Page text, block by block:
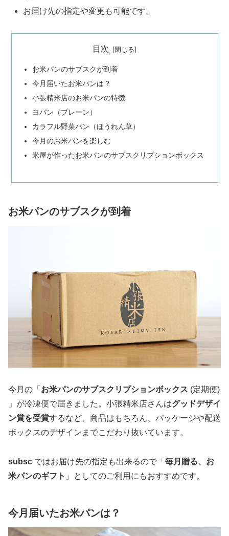
お届け先の指定や変更も可能です。
目次
お米パンのサブスクが到着
今月届いたお米パンは？
小張精米店のお米パンの特徴
白パン（プレーン）
カラフル野菜パン（ほうれん草）
今月のお米パンを楽しむ
米屋が作ったお米パンのサブスクリプションボックス
お米パンのサブスクが到着
今月の「 お米パンのサブスクリプションボックス (定期便)
」が冷凍便で届きました。小張精米店さんはグッドデザイ
ン賞を受賞するなど、商品はもちろん、パッケージや配送
ボックスのデザインまでこだわり抜いています。
subsc ではお届け先の指定も出来るので「 毎月贈る、お
米パンのギフト 」としてのご利用にもおすすめです。
今月届いたお米パンは？